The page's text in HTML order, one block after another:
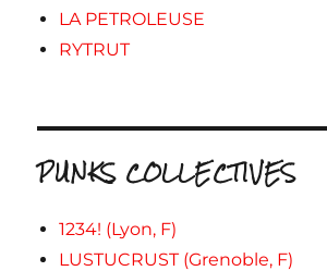
LA PETROLEUSE
RYTRUT
PUNKS COLLECTIVES
1234! (Lyon, F)
LUSTUCRUST (Grenoble, F)